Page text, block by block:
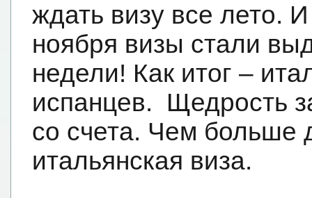
ждать визу все лето.
ноября визы стали
недели! Как итог –
испанцев.
Щедрость
со счета. Чем больше
итальянская виза.